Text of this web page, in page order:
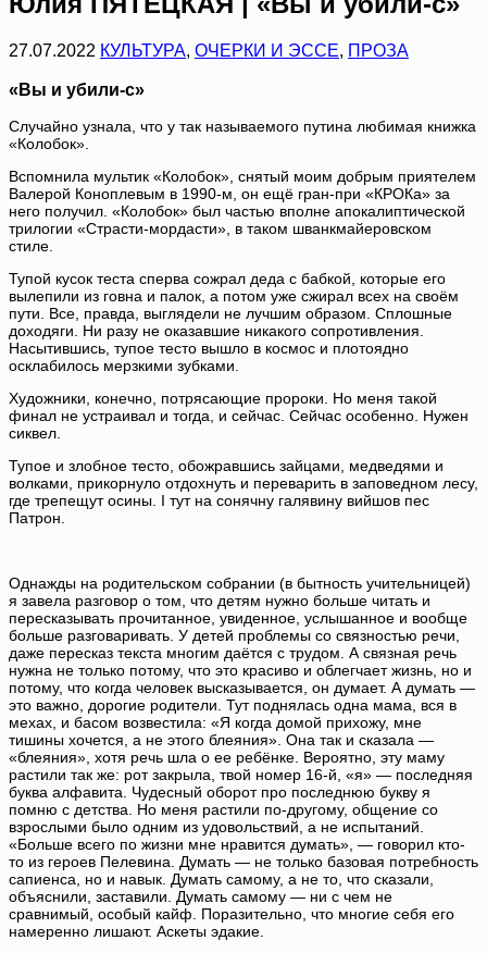
27.07.2022 КУЛЬТУРА, ОЧЕРКИ И ЭССЕ, ПРОЗА
«Вы и убили-с»
Случайно узнала, что у так называемого путина любимая книжка
«Колобок».
Вспомнила мультик «Колобок», снятый моим добрым приятелем
Валерой Коноплевым в 1990-м, он ещё гран-при «КРОКа» за
него получил. «Колобок» был частью вполне апокалиптической
трилогии «Страсти-мордасти», в таком шванкмайеровском
стиле.
Тупой кусок теста сперва сожрал деда с бабкой, которые его
вылепили из говна и палок, а потом уже сжирал всех на своём
пути. Все, правда, выглядели не лучшим образом. Сплошные
доходяги. Ни разу не оказавшие никакого сопротивления.
Насытившись, тупое тесто вышло в космос и плотоядно
осклабилось мерзкими зубками.
Художники, конечно, потрясающие пророки. Но меня такой
финал не устраивал и тогда, и сейчас. Сейчас особенно. Нужен
сиквел.
Тупое и злобное тесто, обожравшись зайцами, медведями и
волками, прикорнуло отдохнуть и переварить в заповедном лесу,
где трепещут осины. І тут на сонячну галявину вийшов пес
Патрон.
Однажды на родительском собрании (в бытность учительницей)
я завела разговор о том, что детям нужно больше читать и
пересказывать прочитанное, увиденное, услышанное и вообще
больше разговаривать. У детей проблемы со связностью речи,
даже пересказ текста многим даётся с трудом. А связная речь
нужна не только потому, что это красиво и облегчает жизнь, но и
потому, что когда человек высказывается, он думает. А думать —
это важно, дорогие родители. Тут поднялась одна мама, вся в
мехах, и басом возвестила: «Я когда домой прихожу, мне
тишины хочется, а не этого блеяния». Она так и сказала —
«блеяния», хотя речь шла о ее ребёнке. Вероятно, эту маму
растили так же: рот закрыла, твой номер 16-й, «я» — последняя
буква алфавита. Чудесный оборот про последнюю букву я
помню с детства. Но меня растили по-другому, общение со
взрослыми было одним из удовольствий, а не испытаний.
«Больше всего по жизни мне нравится думать», — говорил кто-
то из героев Пелевина. Думать — не только базовая потребность
сапиенса, но и навык. Думать самому, а не то, что сказали,
объяснили, заставили. Думать самому — ни с чем не
сравнимый, особый кайф. Поразительно, что многие себя его
намеренно лишают. Аскеты эдакие.